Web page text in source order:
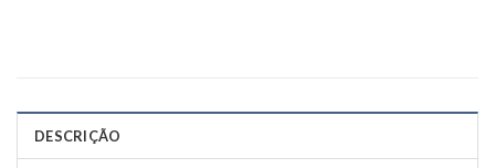
DESCRIÇÃO